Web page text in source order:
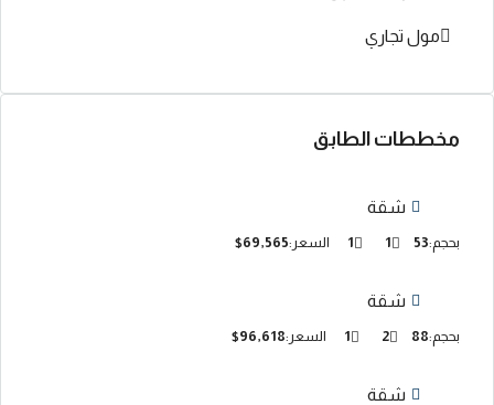
مول تجاري
مخططات الطابق
شقة
بحجم:53
1
1 السعر:$69,565
شقة
بحجم:88
2
1 السعر:$96,618
شقة